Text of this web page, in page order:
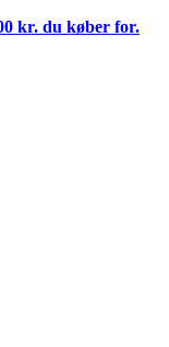
kr. du køber for.